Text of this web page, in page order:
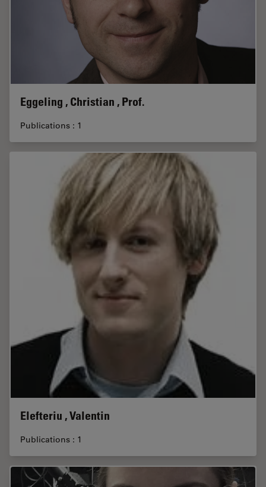
Eggeling , Christian , Prof.
Publications : 1
Elefteriu , Valentin
Publications : 1